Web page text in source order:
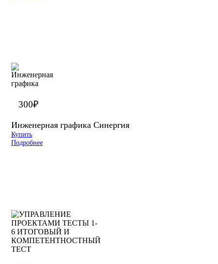
300₽
Инженерная графика Синергия
Купить
Подробнее